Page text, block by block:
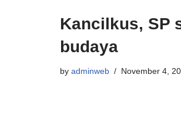
Kancilkus, SP
budaya
by adminweb November 4,